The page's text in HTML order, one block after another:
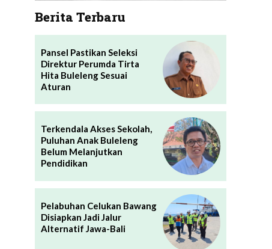
Berita Terbaru
Pansel Pastikan Seleksi
Direktur Perumda Tirta
Hita Buleleng Sesuai
Aturan
Terkendala Akses Sekolah,
Puluhan Anak Buleleng
Belum Melanjutkan
Pendidikan
Pelabuhan Celukan Bawang
Disiapkan Jadi Jalur
Alternatif Jawa-Bali